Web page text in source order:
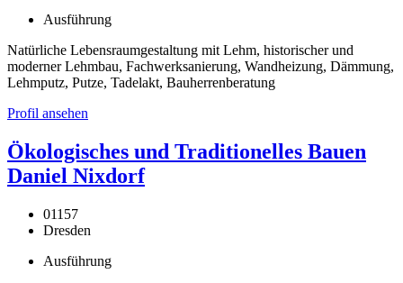
Ausführung
Natürliche Lebensraumgestaltung mit Lehm, historischer und
moderner Lehmbau, Fachwerksanierung, Wandheizung, Dämmung,
Lehmputz, Putze, Tadelakt, Bauherrenberatung
Profil ansehen
Ökologisches und Traditionelles Bauen
Daniel Nixdorf
01157
Dresden
Ausführung